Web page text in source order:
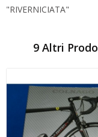
"RIVERNICIATA"
9 Altri